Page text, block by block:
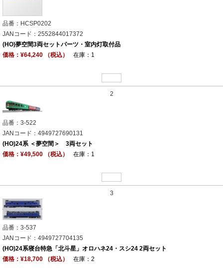
品番：HCSP0202
JANコード：2552844017372
(HO)夢空間3両セットパーツ・室内灯取付品
価格：¥64,240 （税込）
在庫：1
2
品番：3-522
JANコード：4949727690131
(HO)24系 ＜夢空間＞ 3両セット
価格：¥49,500 （税込）
在庫：1
3
品番：3-537
JANコード：4949727704135
(HO)24系寝台特急「北斗星」オロハネ24・スシ24 2両セット
価格：¥18,700 （税込）
在庫：2